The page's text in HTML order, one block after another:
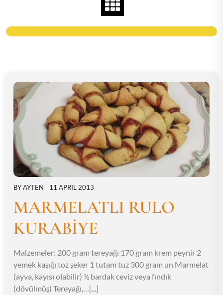
BYAYTEN 11 APRIL 2013
MARMELATLI RULO
KURABİYE
Malzemeler: 200 gram tereyağı 170 gram krem peynir 2
yemek kaşığı toz şeker 1 tutam tuz 300 gram un Marmelat
(ayva, kayısı olabilir) ½ bardak ceviz veya fındık
(dövülmüş) Tereyağı,…[...]